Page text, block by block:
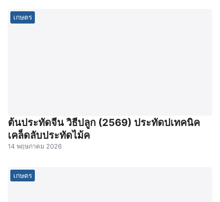
เกษตร
ต้นประทัดจีน วิธีปลูก (2569) ประทัดปเทคนิค
เคล็ดลับประทัดไม้ค
14 พฤษภาคม 2026
เกษตร